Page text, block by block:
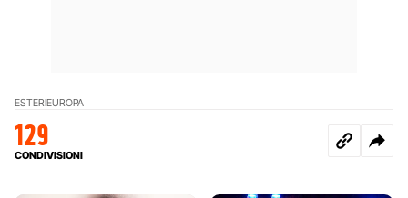
ESTERIEUROPA
129
CONDIVISIONI